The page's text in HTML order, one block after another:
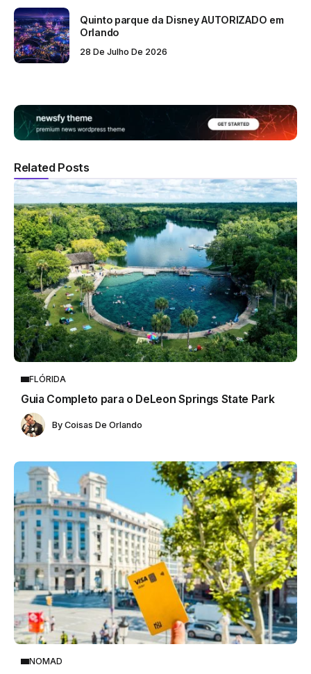
Quinto parque da Disney AUTORIZADO em
Orlando
28 De Julho De 2026
Related Posts
FLÓRIDA
Guia Completo para o DeLeon Springs State Park
By Coisas De Orlando
NOMAD